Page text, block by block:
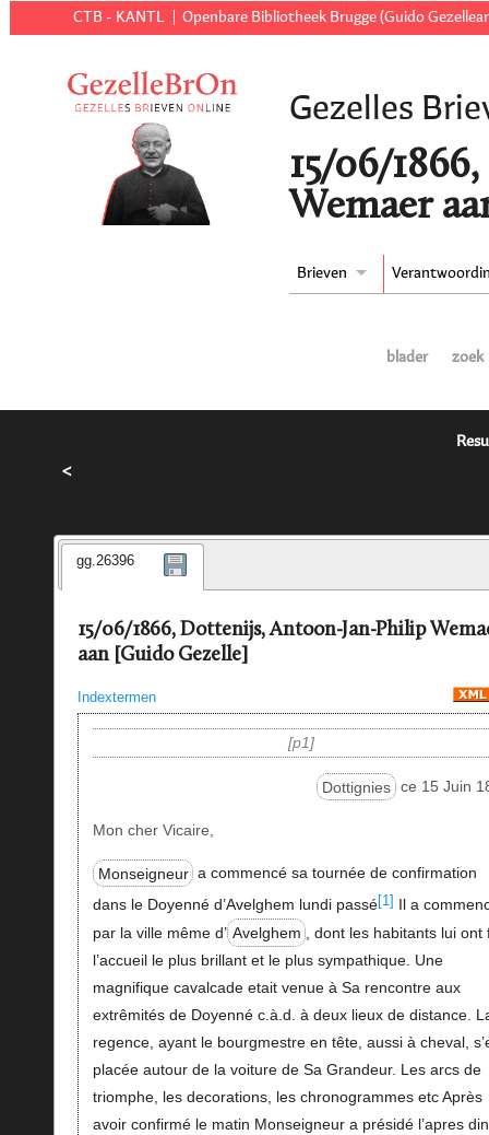
CTB - KANTL Openbare Bibliotheek Brugge (Guido
Gezelles
15/06/
Wemaer
Brieven
blader zoek
<
gg.26396
15/06/1866, Dottenijs, Antoon-Jan-Philip
aan [Guido Gezelle]
Indextermen
p1
Dottignies ce 15 Juin
Mon cher Vicaire,
Monseigneur a commencé sa tournée de confirmation
dans le Doyenné d’Avelghem lundi passé[1]
Il a
par la ville même d’ Avelghem
, dont les habitants lui ont
l’accueil le plus brillant et le plus sympathique. Une
magnifique cavalcade etait venue à Sa rencontre aux
extrêmités de Doyenné c.à.d. à deux lieux de distance.
regence, ayant le bourgmestre en tête, aussi à cheval,
placée autour de la voiture de Sa Grandeur. Les arcs de
triomphe, les decorations, les chronogrammes etc Après
avoir confirmé le matin Monseigneur a présidé l’apres